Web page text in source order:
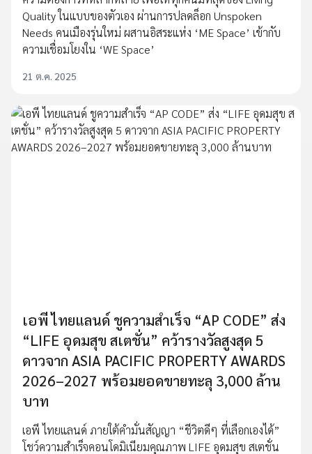
Quality ในแบบของตัวเอง ผ่านการปลดล็อก Unspoken
Needs คนเมืองรุ่นใหม่ ผสานอิสระแห่ง ‘ME Space’ เข้ากับ
ความเชื่อมโยงใน ‘WE Space’
21 ต.ค. 2025
เอพี ไทยแลนด์ ชูความสำเร็จ “AP CODE” ส่ง
“LIFE อุดมสุข สเตชั่น” คว้ารางวัลสูงสุด 5
ดาวจาก ASIA PACIFIC PROPERTY AWARDS
2026–2027 พร้อมยอดขายทะลุ 3,000 ล้าน
บาท
เอพี ไทยแลนด์ ภายใต้คำมั่นสัญญา “ชีวิตดีๆ ที่เลือกเองได้”
โชว์ความสำเร็จคอนโดมิเนียมคุณภาพ LIFE อุดมสุข สเตชั่น